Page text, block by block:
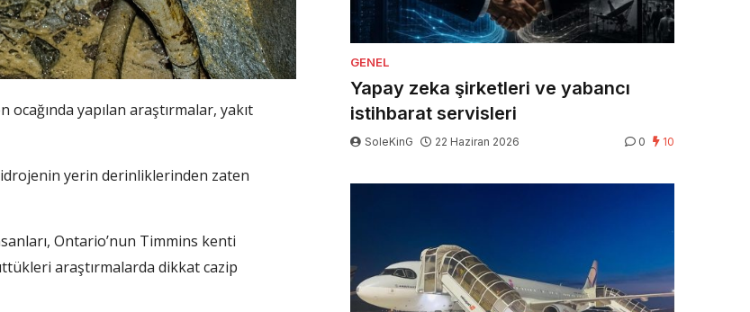
yapılan araştırmalar, yakıt
yerin derinliklerinden zaten
Ontario’nun Timmins kenti
araştırmalarda dikkat cazip
GENEL
Yapay zeka şirketleri ve yabancı
istihbarat servisleri
SoleKinG 22 Haziran 2026 0 10